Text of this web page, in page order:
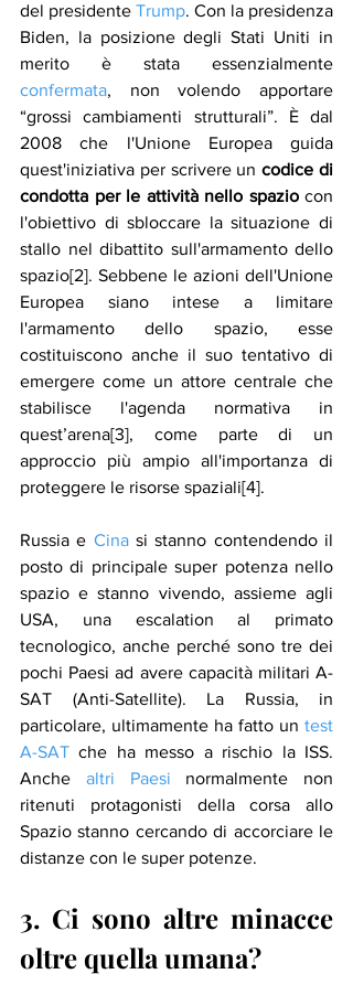
del presidente Trump. Con la presidenza
Biden, la posizione degli Stati Uniti in
confermata, non volendo apportare
“grossi cambiamenti strutturali”. È dal
2008 che l'Unione Europea guida
quest'iniziativa per scrivere un codice di
condotta per le attività nello spazio con
l'obiettivo di sbloccare la situazione di
stallo nel dibattito sull'armamento dello
spazio[2]. Sebbene le azioni dell'Unione
Europea siano intese a limitare
l'armamento dello spazio, esse
costituiscono anche il suo tentativo di
emergere come un attore centrale che
stabilisce l'agenda normativa in
quest’arena[3], come parte di un
approccio più ampio all'importanza di
proteggere le risorse spaziali[4].
Russia e Cina si stanno contendendo il
posto di principale super potenza nello
spazio e stanno vivendo, assieme agli
USA, una escalation al primato
tecnologico, anche perché sono tre dei
pochi Paesi ad avere capacità militari A-
SAT (Anti-Satellite). La Russia, in
particolare, ultimamente ha fatto un test
A-SAT che ha messo a rischio la ISS.
Anche altri Paesi normalmente non
ritenuti protagonisti della corsa allo
Spazio stanno cercando di accorciare le
distanze con le super potenze.
3. Ci sono altre minacce
oltre quella umana?